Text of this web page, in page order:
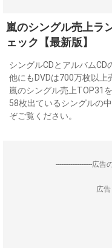
嵐のシングル売上ラ
ェック【最新版】
シングルCDとアルバムCD
他にもDVDは700万枚以
嵐のシングル売上TOP31
58枚出ているシングルの
ぞご覧ください。
--------------------広
広